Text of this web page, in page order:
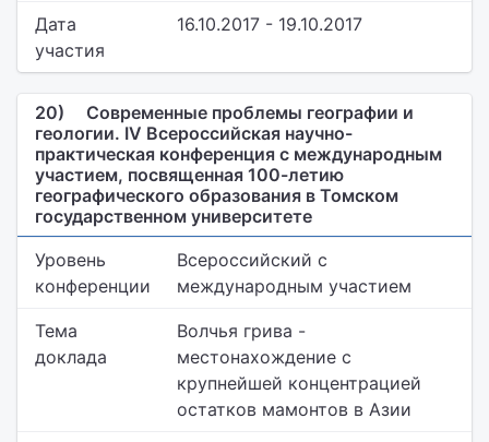
Дата
участия
16.10.2017 - 19.10.2017
20)
Современные проблемы географии и
геологии. IV Всероссийская научно-
практическая конференция с международным
участием, посвященная 100-летию
географического образования в Томском
государственном университете
Уровень
конференции
Всероссийский с
международным участием
Тема
доклада
Волчья грива -
местонахождение с
крупнейшей концентрацией
остатков мамонтов в Азии